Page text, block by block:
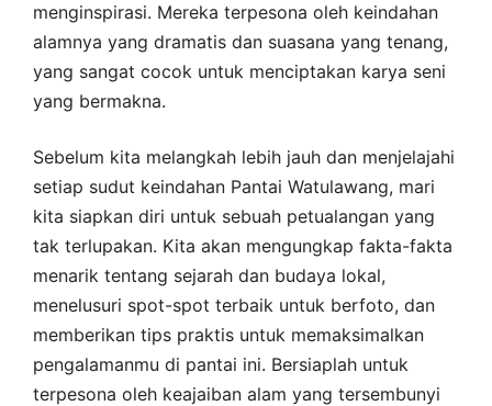
menginspirasi. Mereka terpesona oleh keindahan
alamnya yang dramatis dan suasana yang tenang,
yang sangat cocok untuk menciptakan karya seni
yang bermakna.
Sebelum kita melangkah lebih jauh dan menjelajahi
setiap sudut keindahan Pantai Watulawang, mari
kita siapkan diri untuk sebuah petualangan yang
tak terlupakan. Kita akan mengungkap fakta-fakta
menarik tentang sejarah dan budaya lokal,
menelusuri spot-spot terbaik untuk berfoto, dan
memberikan tips praktis untuk memaksimalkan
pengalamanmu di pantai ini. Bersiaplah untuk
terpesona oleh keajaiban alam yang tersembunyi